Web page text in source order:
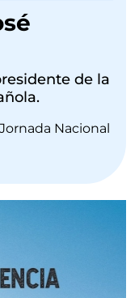
de la
Nacional